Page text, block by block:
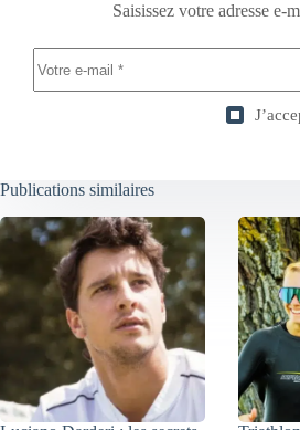
Saisissez votre adresse e-
Publications similaires